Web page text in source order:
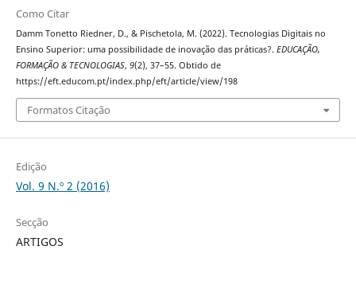
Como Citar
Damm Tonetto Riedner, D., & Pischetola, M. (2022). Tecnologias Digitais no
Ensino Superior: uma possibilidade de inovação das práticas?. EDUCAÇÃO,
FORMAÇÃO & TECNOLOGIAS, 9(2), 37–55. Obtido de
https://eft.educom.pt/index.php/eft/article/view/198
Formatos Citação
Edição
Vol. 9 N.º 2 (2016)
Secção
ARTIGOS